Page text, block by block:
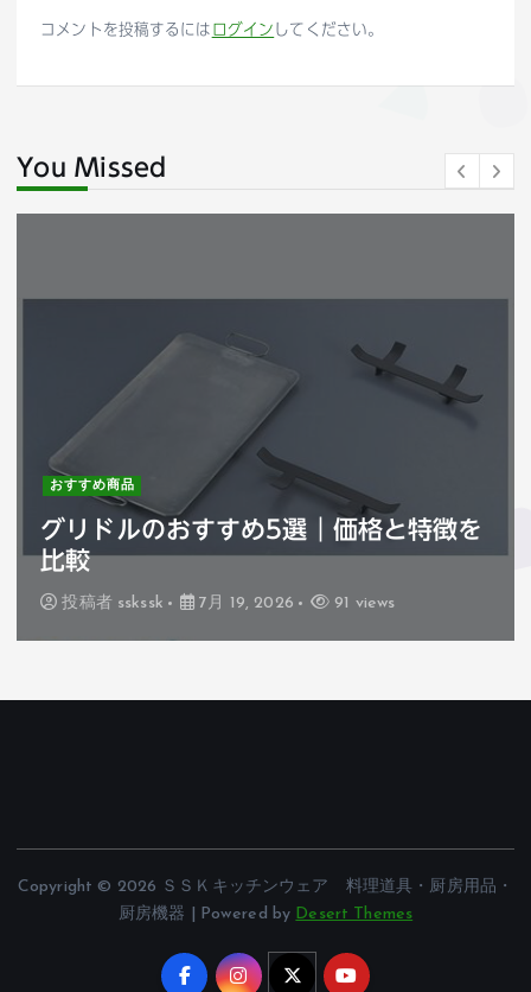
コメントを投稿するには ログイン してください。
You Missed
おすすめ商品
ハセガワ巻きすのおすすめ3選｜価格と
特徴を比較
投稿者 sskssk 7月 18, 2026 74 views
Copyright © 2026 ＳＳＫキッチンウェア 料理道具・厨房用品・
厨房機器 | Powered by Desert Themes